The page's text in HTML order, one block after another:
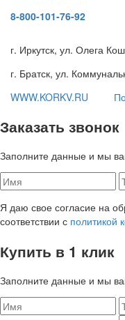
8-800-101-76-92
г. Иркутск, ул. Олега
г. Братск, ул.
WWW.KORKV.RU
Заказать звонок
Заполните данные и мы
Я даю свое согласие на
соответствии с политикой
Купить в 1 клик
Заполните данные и мы